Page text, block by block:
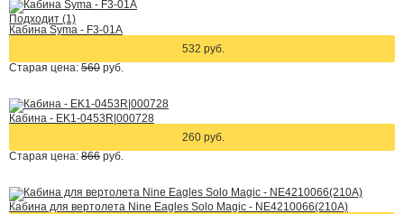
Подходит (1)
Кабина Syma - F3-01A
532 руб.
Старая цена: 560 руб.
Кабина - EK1-0453R|000728
260 руб.
Старая цена: 866 руб.
Кабина для вертолета Nine Eagles Solo Magic - NE4210066(210A)